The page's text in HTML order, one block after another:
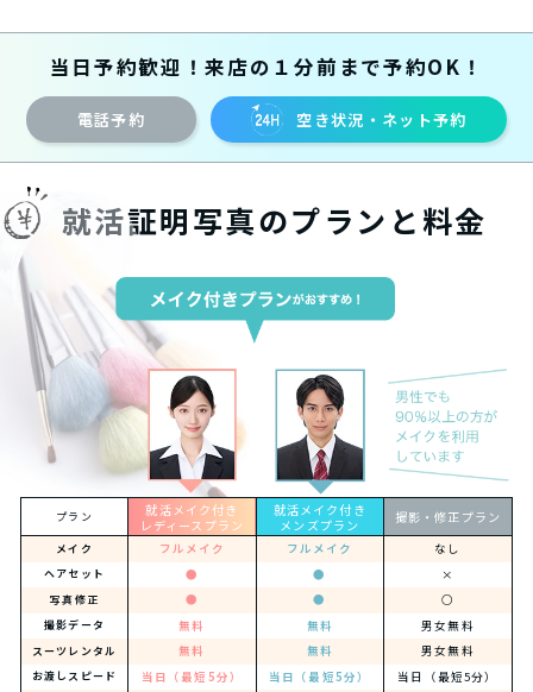
当日予約歓迎！来店の１分前まで予約OK！
電話予約 空き状況・ネット予約
就活証明写真のプランと料金
プラン
就活メイク付き
レディースプラン
就活メイク付き
メンズプラン
撮影・修正プラン
メイク フルメイク フルメイク なし
ヘアセット ● ● ×
写真修正 ● ● ○
撮影データ 無料 無料 男女無料
スーツレンタル 無料 無料 男女無料
お渡しスピード 当日（最短5分） 当日（最短5分） 当日（最短5分）